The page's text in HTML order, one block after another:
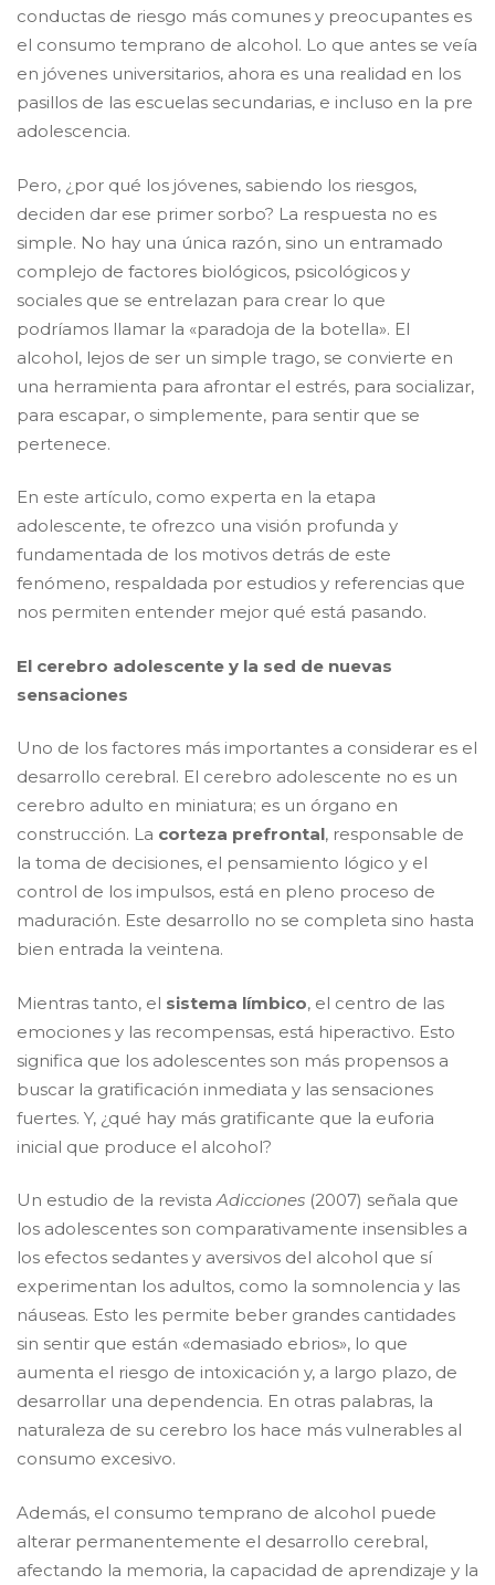
conductas de riesgo más comunes y preocupantes es
el consumo temprano de alcohol. Lo que antes se veía
en jóvenes universitarios, ahora es una realidad en los
pasillos de las escuelas secundarias, e incluso en la pre
adolescencia.
​Pero, ¿por qué los jóvenes, sabiendo los riesgos,
deciden dar ese primer sorbo? La respuesta no es
simple. No hay una única razón, sino un entramado
complejo de factores biológicos, psicológicos y
sociales que se entrelazan para crear lo que
podríamos llamar la «paradoja de la botella». El
alcohol, lejos de ser un simple trago, se convierte en
una herramienta para afrontar el estrés, para socializar,
para escapar, o simplemente, para sentir que se
pertenece.
​En este artículo, como experta en la etapa
adolescente, te ofrezco una visión profunda y
fundamentada de los motivos detrás de este
fenómeno, respaldada por estudios y referencias que
nos permiten entender mejor qué está pasando.
​El cerebro adolescente y la sed de nuevas
sensaciones
​Uno de los factores más importantes a considerar es el
desarrollo cerebral. El cerebro adolescente no es un
cerebro adulto en miniatura; es un órgano en
construcción. La corteza prefrontal, responsable de
la toma de decisiones, el pensamiento lógico y el
control de los impulsos, está en pleno proceso de
maduración. Este desarrollo no se completa sino hasta
bien entrada la veintena.
​Mientras tanto, el sistema límbico, el centro de las
emociones y las recompensas, está hiperactivo. Esto
significa que los adolescentes son más propensos a
buscar la gratificación inmediata y las sensaciones
fuertes. Y, ¿qué hay más gratificante que la euforia
inicial que produce el alcohol?
​Un estudio de la revistaAdicciones (2007) señala que
los adolescentes son comparativamente insensibles a
los efectos sedantes y aversivos del alcohol que sí
experimentan los adultos, como la somnolencia y las
náuseas. Esto les permite beber grandes cantidades
sin sentir que están «demasiado ebrios», lo que
aumenta el riesgo de intoxicación y, a largo plazo, de
desarrollar una dependencia. En otras palabras, la
naturaleza de su cerebro los hace más vulnerables al
consumo excesivo.
​Además, el consumo temprano de alcohol puede
alterar permanentemente el desarrollo cerebral,
afectando la memoria, la capacidad de aprendizaje y la